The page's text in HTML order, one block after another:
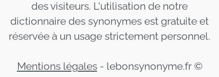
des visiteurs. L'utilisation de notre
dictionnaire des synonymes est gratuite et
réservée à un usage strictement personnel.
Mentions légales- lebonsynonyme.fr ©